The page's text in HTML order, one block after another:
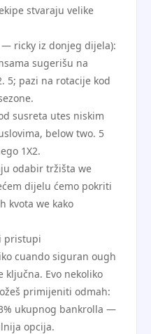
stvaraju velike
— ricky iz donjeg dijela):
sugerišu na
5; pazi na rotacije kod
susreta utes niskim
below two. 5
1X2.
odabir tržišta we
dijelu ćemo pokriti
kvota we kako
pristupi
cuando siguran ough
Evo nekoliko
primijeniti odmah:
ukupnog bankrolla —
opcija.